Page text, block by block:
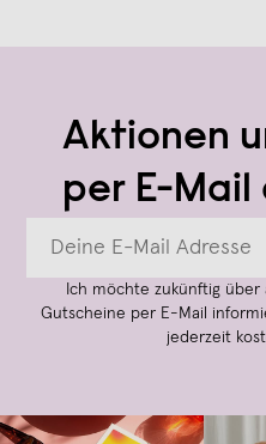
Aktionen
per E-Mail
Ich möchte zukünftig über
Gutscheine per E-Mail
jederzeit